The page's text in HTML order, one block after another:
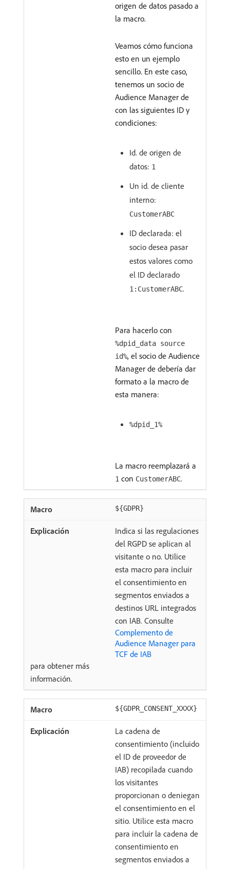
origen de datos pasado a
la macro.
Veamos cómo funciona
esto en un ejemplo
sencillo. En este caso,
tenemos un socio de
Audience Manager de
con las siguientes ID y
condiciones:
Id. de origen de
datos: 1
Un id. de cliente
interno:
CustomerABC
ID declarada: el
socio desea pasar
estos valores como
el ID declarado
1:CustomerABC.
Para hacerlo con
%dpid_data source
id%, el socio de Audience
Manager de debería dar
formato a la macro de
esta manera:
%dpid_1%
La macro reemplazará a
1 con CustomerABC.
${GDPR}
Indica si las regulaciones
del RGPD se aplican al
visitante o no. Utilice
esta macro para incluir
el consentimiento en
segmentos enviados a
destinos URL integrados
con IAB. Consulte
Complemento de
Audience Manager para
TCF de IAB
para obtener más
información.
${GDPR_CONSENT_XXXX}
La cadena de
consentimiento (incluido
el ID de proveedor de
IAB) recopilada cuando
los visitantes
proporcionan o deniegan
el consentimiento en el
sitio. Utilice esta macro
para incluir la cadena de
consentimiento en
segmentos enviados a